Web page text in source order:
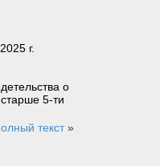
г.
о
5-ти
текст»